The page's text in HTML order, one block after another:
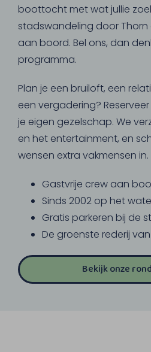
boottocht met wat jullie
stadswandeling door Thorn
aan boord. Bel ons, dan
programma.
Plan je een bruiloft, een
een vergadering?
je eigen gezelschap. We
en het entertainment, en
wensen extra vakmensen in.
Gastvrije crew aan
Sinds 2002 op het
Gratis parkeren bij de
De groenste rederij
Bekijk onze